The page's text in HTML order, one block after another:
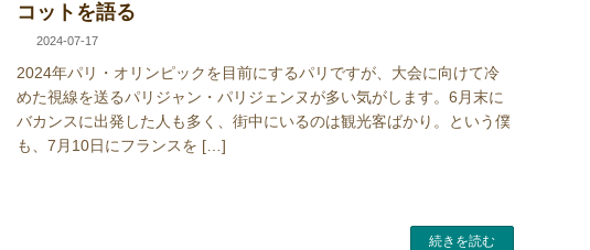
コットを語る
2024-07-17
2024年パリ・オリンピックを目前にするパリですが、大会に向けて冷
めた視線を送るパリジャン・パリジェンヌが多い気がします。6月末に
バカンスに出発した人も多く、街中にいるのは観光客ばかり。という僕
も、7月10日にフランスを […]
続きを読む